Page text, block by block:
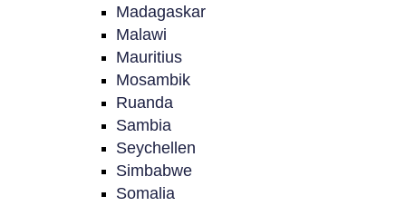
Madagaskar
Malawi
Mauritius
Mosambik
Ruanda
Sambia
Seychellen
Simbabwe
Somalia